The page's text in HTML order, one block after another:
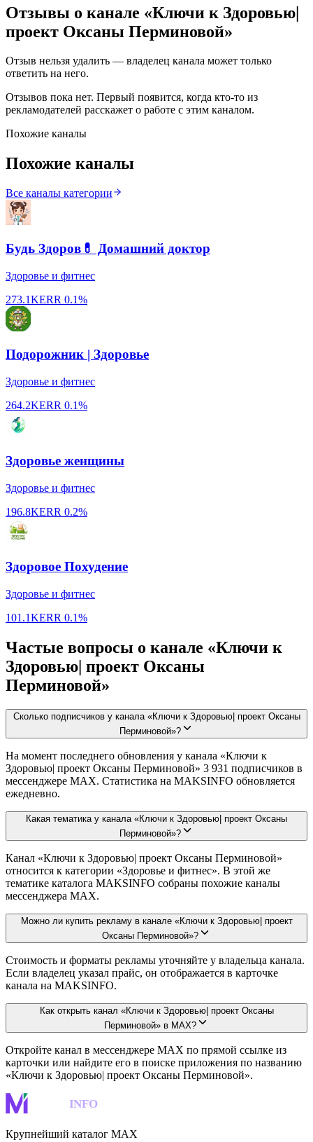
Отзывы о канале «Ключи к Здоровью|
проект Оксаны Перминовой»
Отзыв нельзя удалить — владелец канала может только
ответить на него.
Отзывов пока нет. Первый появится, когда кто-то из
рекламодателей расскажет о работе с этим каналом.
Похожие каналы
Похожие каналы
Все каналы категории
Будь Здоров💊 Домашний доктор
Здоровье и фитнес
273.1KERR 0.1%
Подорожник | Здоровье
Здоровье и фитнес
264.2KERR 0.1%
Здоровье женщины
Здоровье и фитнес
196.8KERR 0.2%
Здоровое Похудение
Здоровье и фитнес
101.1KERR 0.1%
Частые вопросы о канале «Ключи к
Здоровью| проект Оксаны
Перминовой»
Сколько подписчиков у канала «Ключи к Здоровью| проект Оксаны
Перминовой»?
На момент последнего обновления у канала «Ключи к
Здоровью| проект Оксаны Перминовой» 3 931 подписчиков в
мессенджере MAX. Статистика на MAKSINFO обновляется
ежедневно.
Какая тематика у канала «Ключи к Здоровью| проект Оксаны
Перминовой»?
Канал «Ключи к Здоровью| проект Оксаны Перминовой»
относится к категории «Здоровье и фитнес». В этой же
тематике каталога MAKSINFO собраны похожие каналы
мессенджера MAX.
Можно ли купить рекламу в канале «Ключи к Здоровью| проект
Оксаны Перминовой»?
Стоимость и форматы рекламы уточняйте у владельца канала.
Если владелец указал прайс, он отображается в карточке
канала на MAKSINFO.
Как открыть канал «Ключи к Здоровью| проект Оксаны
Перминовой» в MAX?
Откройте канал в мессенджере MAX по прямой ссылке из
карточки или найдите его в поиске приложения по названию
«Ключи к Здоровью| проект Оксаны Перминовой».
INFO
Крупнейший каталог MAX